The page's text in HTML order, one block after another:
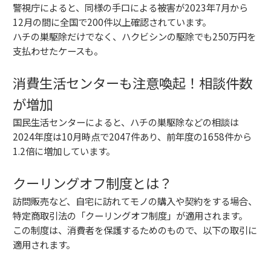
警視庁によると、同様の手口による被害が2023年7月から
12月の間に全国で200件以上確認されています。
ハチの巣駆除だけでなく、ハクビシンの駆除でも250万円を
支払わせたケースも。
消費生活センターも注意喚起！相談件数
が増加
国民生活センターによると、ハチの巣駆除などの相談は
2024年度は10月時点で2047件あり、前年度の1658件から
1.2倍に増加しています。
クーリングオフ制度とは？
訪問販売など、自宅に訪れてモノの購入や契約をする場合、
特定商取引法の「クーリングオフ制度」が適用されます。
この制度は、消費者を保護するためのもので、以下の取引に
適用されます。